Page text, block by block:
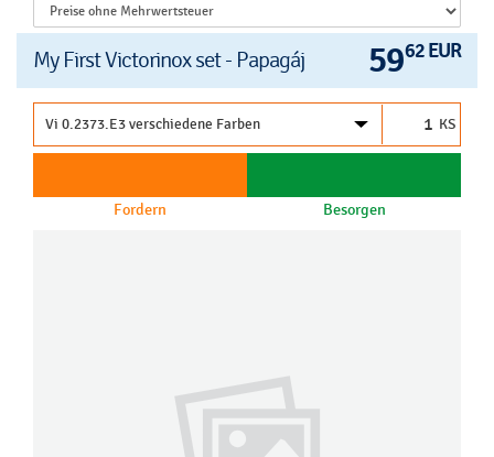
My First Victorinox set - Papagáj 5962 EUR
KS
Fordern Besorgen